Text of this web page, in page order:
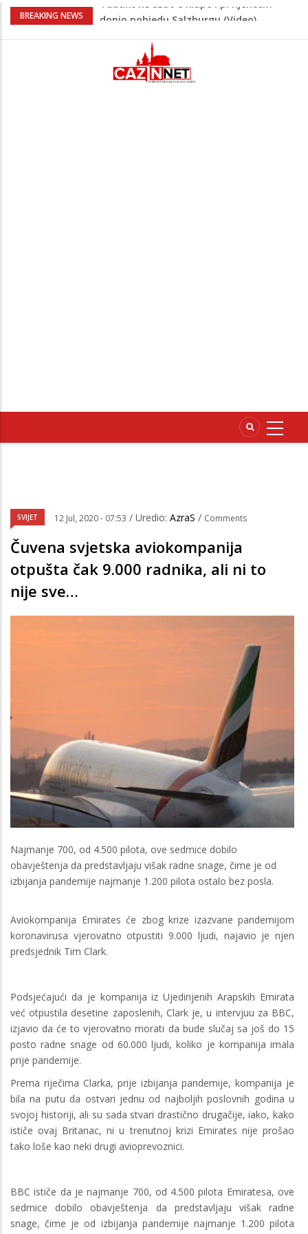
BREAKING NEWS
“Pečat slobodi 2026”: U Tržačkoj Rašteli
Unsko-sanskog kantona
Porodica iz Krajine u centru afere,
gradonačelnik Kelna pokrenuo istragu
SVIJET 12 Jul, 2020 - 07:53 / Uredio: AzraS / Comments
Čuvena svjetska aviokompanija
otpušta čak 9.000 radnika, ali ni to
nije sve…
Najmanje 700, od 4.500 pilota, ove sedmice dobilo
obavještenja da predstavljaju višak radne snage, čime je od
izbijanja pandemije najmanje 1.200 pilota ostalo bez posla.
Aviokompanija Emirates će zbog krize izazvane pandemijom
koronavirusa vjerovatno otpustiti 9.000 ljudi, najavio je njen
predsjednik Tim Clark.
Podsjećajući da je kompanija iz Ujedinjenih Arapskih Emirata
već otpustila desetine zaposlenih, Clark je, u intervjuu za BBC,
izjavio da će to vjerovatno morati da bude slučaj sa još do 15
posto radne snage od 60.000 ljudi, koliko je kompanija imala
prije pandemije.
Prema riječima Clarka, prije izbijanja pandemije, kompanija je
bila na putu da ostvari jednu od najboljih poslovnih godina u
svojoj historiji, ali su sada stvari drastično drugačije, iako, kako
ističe ovaj Britanac, ni u trenutnoj krizi Emirates nije prošao
tako loše kao neki drugi avioprevoznici.
BBC ističe da je najmanje 700, od 4.500 pilota Emiratesa, ove
sedmice dobilo obavještenja da predstavljaju višak radne
snage, čime je od izbijanja pandemije najmanje 1.200 pilota